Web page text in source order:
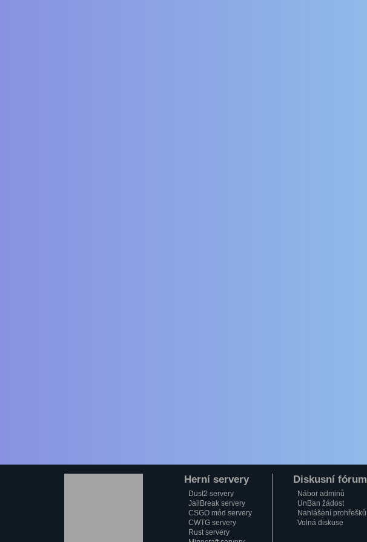
Herní servery
Dust2 servery
JailBreak servery
CSGO mód servery
CWTG servery
Rust servery
Diskusní fórum
Nábor adminů
UnBan žádost
Nahlášení prohřešků
Volná diskuse